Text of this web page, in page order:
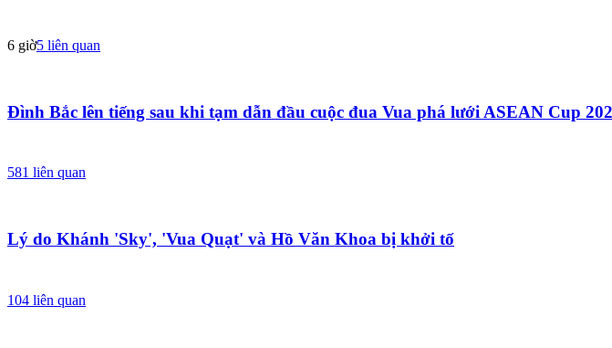
6 giờ5 liên quan
Đình Bắc lên tiếng sau khi tạm dẫn đầu cuộc đua Vua phá lưới ASEAN Cup
581 liên quan
Lý do Khánh 'Sky', 'Vua Quạt' và Hồ Văn Khoa bị khởi tố
104 liên quan